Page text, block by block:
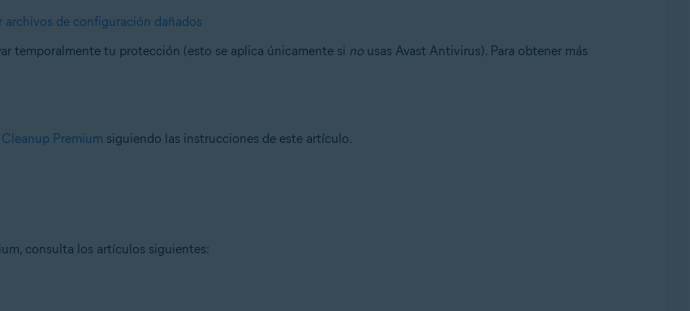
archivos de configuración dañados
temporalmente tu protección (esto se aplica únicamente si nousas Avast Antivirus). Para obtener más
Premium siguiendo las instrucciones de este artículo.
consulta los artículos siguientes: